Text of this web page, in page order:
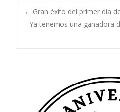
de
entradas
← Gran éxito del primer día
Ya tenemos una ganadora